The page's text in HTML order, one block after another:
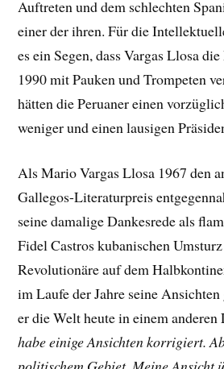
Auftreten und dem schlechten
einer der ihren. Für die
es ein Segen, dass Vargas Llosa
1990 mit Pauken und Trompeten
hätten die Peruaner einen
weniger und einen lausigen
Als Mario Vargas Llosa 1967 den
Gallegos-Literaturpreis
seine damalige Dankesrede als
Fidel Castros kubanischen
Revolutionäre auf dem
im Laufe der Jahre seine Ansichten
er die Welt heute in einem
habe einige Ansichten korrigiert.